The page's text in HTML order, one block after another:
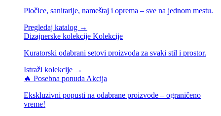
Pločice, sanitarije, nameštaj i oprema – sve na jednom mestu.
Pregledaj katalog →
Dizajnerske kolekcije Kolekcije
Kuratorski odabrani setovi proizvoda za svaki stil i prostor.
Istraži kolekcije →
🔥 Posebna ponuda Akcija
Ekskluzivni popusti na odabrane proizvode – ograničeno
vreme!